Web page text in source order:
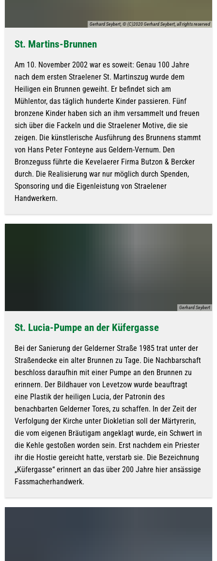
Gerhard Seybert, © (C)2020 Gerhard Seybert, all rights reserved
St. Martins-Brunnen
Am 10. November 2002 war es soweit: Genau 100 Jahre
nach dem ersten Straelener St. Martinszug wurde dem
Heiligen ein Brunnen geweiht. Er befindet sich am
Mühlentor, das täglich hunderte Kinder passieren. Fünf
bronzene Kinder haben sich an ihm versammelt und freuen
sich über die Fackeln und die Straelener Motive, die sie
zeigen. Die künstlerische Ausführung des Brunnens stammt
von Hans Peter Fonteyne aus Geldern-Vernum. Den
Bronzeguss führte die Kevelaerer Firma Butzon & Bercker
durch. Die Realisierung war nur möglich durch Spenden,
Sponsoring und die Eigenleistung von Straelener
Handwerkern.
Gerhard Seybert
St. Lucia-Pumpe an der Küfergasse
Bei der Sanierung der Gelderner Straße 1985 trat unter der
Straßendecke ein alter Brunnen zu Tage. Die Nachbarschaft
beschloss daraufhin mit einer Pumpe an den Brunnen zu
erinnern. Der Bildhauer von Levetzow wurde beauftragt
eine Plastik der heiligen Lucia, der Patronin des
benachbarten Gelderner Tores, zu schaffen. In der Zeit der
Verfolgung der Kirche unter Diokletian soll der Märtyrerin,
die vom eigenen Bräutigam angeklagt wurde, ein Schwert in
die Kehle gestoßen worden sein. Erst nachdem ein Priester
ihr die Hostie gereicht hatte, verstarb sie. Die Bezeichnung
„Küfergasse“ erinnert an das über 200 Jahre hier ansässige
Fassmacherhandwerk.